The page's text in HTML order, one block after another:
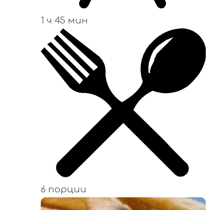
1 ч 45 мин
6 порции